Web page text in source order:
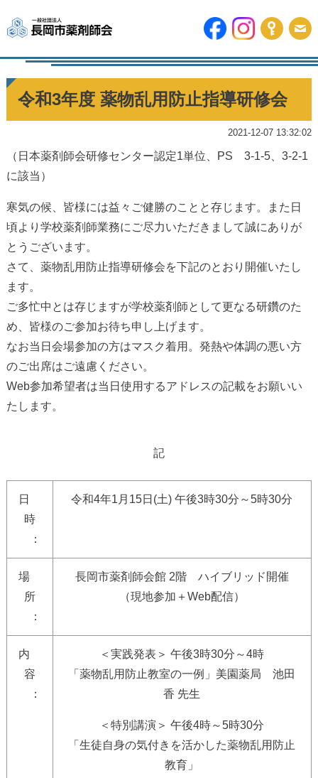
令和3年度 薬物乱用防止指導研修会
2021-12-07 13:32:02
（日本薬剤師会研修センター認定1単位、PS 3-1-5、3-2-1
に該当）
寒気の候、皆様には益々ご健勝のことと存じます。また日
頃より学校薬剤師業務にご尽力いただきまして誠にありが
とうございます。
さて、薬物乱用防止指導研修会を下記のとおり開催いたし
ます。
ご多忙中とは存じますが学校薬剤師として更なる研鑽のた
め、皆様のご参加お待ち申し上げます。
なお当日会場参加の方はマスク着用。発熱や体調の悪い方
のご出席はご遠慮ください。
Web参加希望者は当日使用するアドレスの記載をお願いい
たします。
記
日
時
：
令和4年1月15日(土) 午後3時30分～5時30分
場
所
：
長岡市薬剤師会館 2階 ハイブリッド開催
（現地参加＋Web配信）
内
容
：
＜実践発表＞ 午後3時30分～4時
「薬物乱用防止教室の一例」美園薬局 池田
香 先生
＜特別講演＞ 午後4時～5時30分
「生徒自身の気付きを活かした薬物乱用防止
教育」